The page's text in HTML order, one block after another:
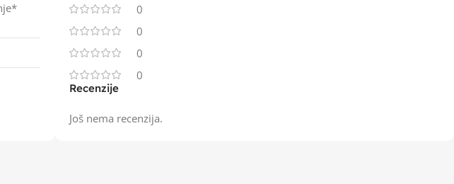
0
0
0
0
Recenzije
Još nema recenzija.